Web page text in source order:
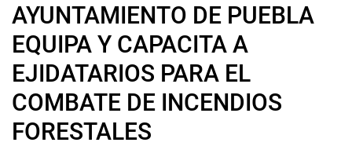
AYUNTAMIENTO DE PUEBLA
EQUIPA Y CAPACITA A
EJIDATARIOS PARA EL
COMBATE DE INCENDIOS
FORESTALES